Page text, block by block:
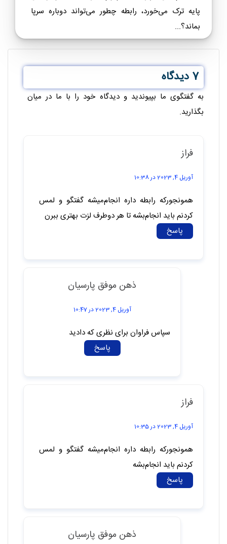
پایه ترک می‌خورد، رابطه چطور می‌تواند دوباره سرپا
بماند؟...
7 دیدگاه
به گفتگوی ما بپیوندید و دیدگاه خود را با ما در میان
بگذارید.
فراز
آوریل 4, 2023 در 10:38
همونجورکه رابطه داره انجام‌میشه گفتگو و لمس
کردنم باید انجام‌بشه تا هر دوطرف لزت بهتری ببرن
پاسخ
ذهن موفق پارسیان
آوریل 4, 2023 در 10:47
سپاس فراوان برای نظری که دادید
پاسخ
فراز
آوریل 4, 2023 در 10:35
همونجورکه رابطه داره انجام‌میشه گفتگو و لمس
کردنم باید انجام‌بشه
پاسخ
ذهن موفق پارسیان